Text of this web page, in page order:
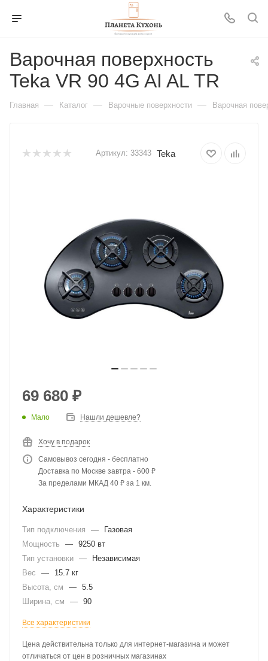
Варочная поверхность
Teka VR 90 4G AI AL TR
Главная — Каталог — Варочные поверхности — Варочная
Артикул: 33343 Teka
69 680 ₽
Мало Нашли дешевле?
Хочу в подарок
Самовывоз сегодня - бесплатно
Доставка по Москве завтра - 600 ₽
За пределами МКАД 40 ₽ за 1 км.
Характеристики
Тип подключения —
Газовая
Мощность
— 9250 вт
Тип установки —
Независимая
Вес
—
15.7 кг
Высота, см
— 5.5
Ширина, см
— 90
Все характеристики
Цена действительна только для интернет-магазина и может
отличаться от цен в розничных магазинах